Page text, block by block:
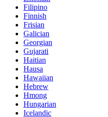
Filipino
Finnish
Frisian
Galician
Georgian
Gujarati
Haitian
Hausa
Hawaiian
Hebrew
Hmong
Hungarian
Icelandic